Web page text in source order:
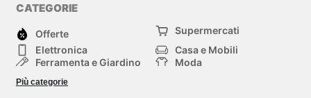
CATEGORIE
Offerte
Supermercati
Elettronica
Casa e Mobili
Ferramenta e Giardino
Moda
Bambini e Neonati
Più categorie